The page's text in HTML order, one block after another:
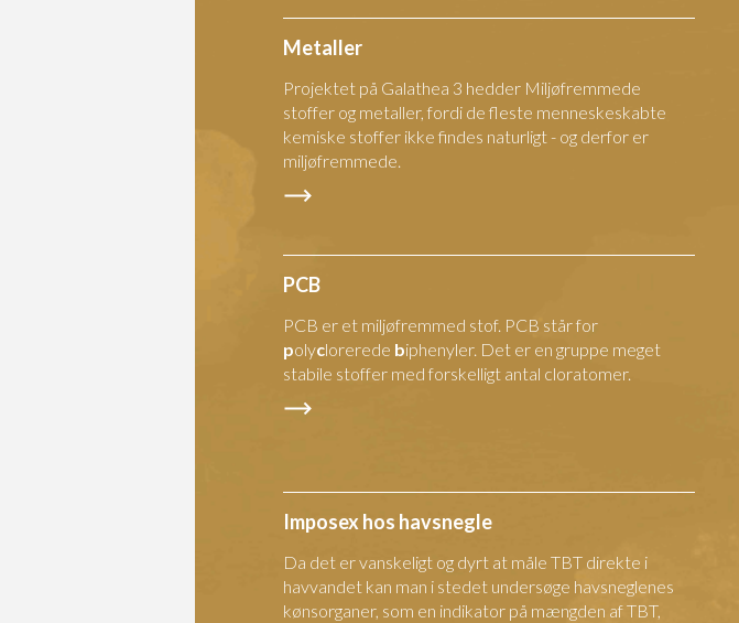
Metaller
Projektet på Galathea 3 hedder Miljøfremmede
stoffer og metaller, fordi de fleste menneskeskabte
kemiske stoffer ikke findes naturligt - og derfor er
miljøfremmede.
PCB
PCB er et miljøfremmed stof. PCB står for
polyclorerede biphenyler. Det er en gruppe meget
stabile stoffer med forskelligt antal cloratomer.
Imposex hos havsnegle
Da det er vanskeligt og dyrt at måle TBT direkte i
havvandet kan man i stedet undersøge havsneglenes
kønsorganer, som en indikator på mængden af TBT,